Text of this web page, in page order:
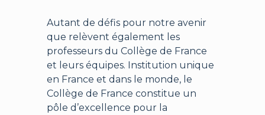
Autant de défis pour notre avenir
que relèvent également les
professeurs du Collège de France
et leurs équipes. Institution unique
en France et dans le monde, le
Collège de France constitue un
pôle d’excellence pour la